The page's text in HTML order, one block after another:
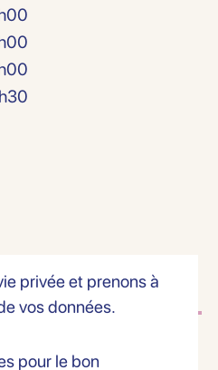
privée et prenons à
vos données.
pour le bon